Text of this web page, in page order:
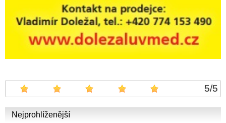
5/5
Nejprohlíženější